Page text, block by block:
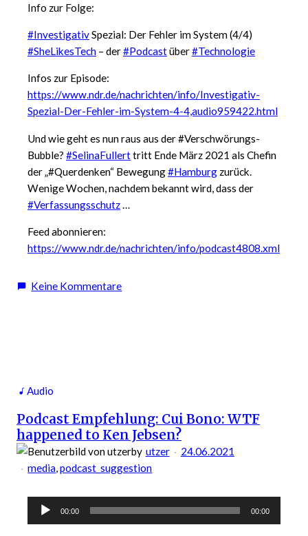
Info zur Folge:
#InvestigativSpezial: Der Fehler im System (4/4)
#SheLikesTech – der#Podcastüber#Technologie
Infos zur Episode:
https://www.ndr.de/nachrichten/info/Investigativ-
Spezial-Der-Fehler-im-System-4-4,audio959422.html
Und wie geht es nun raus aus der #Verschwörungs-
Bubble? #SelinaFullerttritt Ende März 2021 als Chefin
der „#Querdenken“ Bewegung#Hamburg zurück.
Wenige Wochen, nachdem bekannt wird, dass der
#Verfassungsschutz…
Feed abonnieren:
https://www.ndr.de/nachrichten/info/podcast4808.xml
Keine Kommentarezu
System
(4/4)
Audio
Podcast Empfehlung: Cui Bono: WTF
happened to Ken Jebsen?
by utzer
24.06.2021
media , podcast_suggestion
Audio-
00:00 00:00